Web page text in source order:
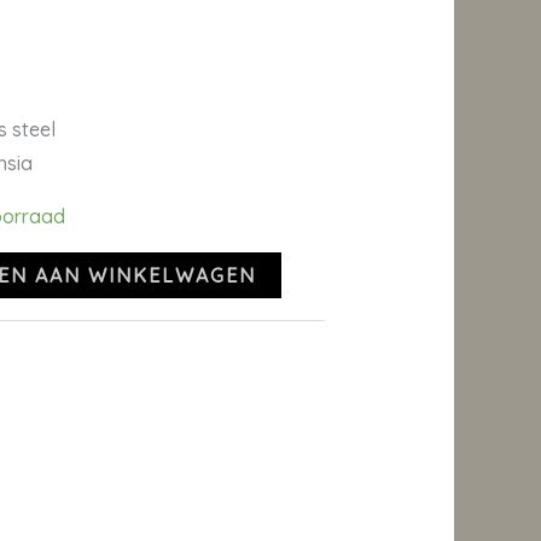
steel
AAN WINKELWAGEN